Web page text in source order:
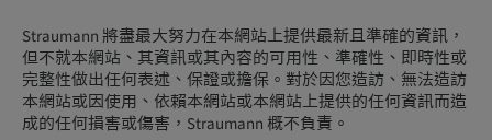
Straumann 將盡最大努力在本網站上提供最新且準確的資訊，
但不就本網站、其資訊或其內容的可用性、準確性、即時性或
完整性做出任何表述、保證或擔保。對於因您造訪、無法造訪
本網站或因使用、依賴本網站或本網站上提供的任何資訊而造
成的任何損害或傷害，Straumann 概不負責。